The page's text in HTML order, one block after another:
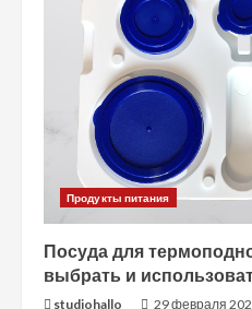
Продукты питания
Посуда для
выбрать и
studiohallo_ 29 февраля